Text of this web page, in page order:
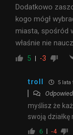
Dodatkowo
kogo mógł
miasta, spośród
właśnie nie
5 -3
troll 5 lata
myślisz że
swoją działkę
6 -4